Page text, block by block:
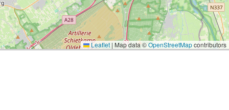
Leaflet | Map data ©OpenStreetMapcontributors